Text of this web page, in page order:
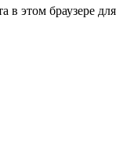
в этом браузере для